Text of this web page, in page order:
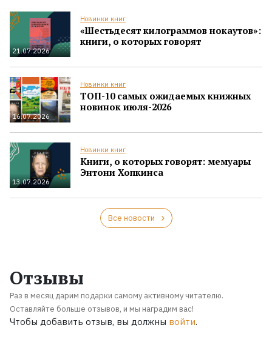
21.07.2026
Новинки книг
«Шестьдесят килограммов нокаутов»:
книги, о которых говорят
16.07.2026
Новинки книг
ТОП-10 самых ожидаемых книжных
новинок июля-2026
13.07.2026
Новинки книг
Книги, о которых говорят: мемуары
Энтони Хопкинса
Все новости
Отзывы
Раз в месяц дарим подарки самому активному читателю.
Оставляйте больше отзывов, и мы наградим вас!
Чтобы добавить отзыв, вы должны войти.